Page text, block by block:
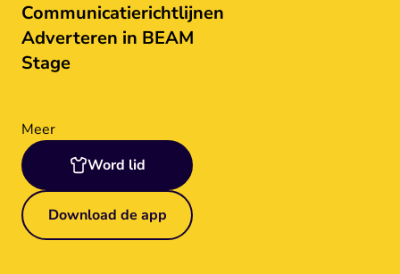
Communicatierichtlijnen
Adverteren in BEAM
Stage
Meer
Word lid
Download de app